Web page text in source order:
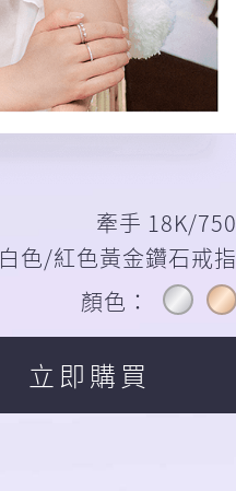
牽手 18K/750
白色/紅色黃金鑽石戒指
顏色：
立即購買